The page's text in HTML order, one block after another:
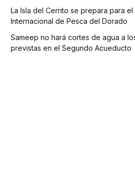
La Isla del Cerrito se prepara para el
Internacional de Pesca del Dorado
Sameep no hará cortes de agua a
previstas en el Segundo Acueducto